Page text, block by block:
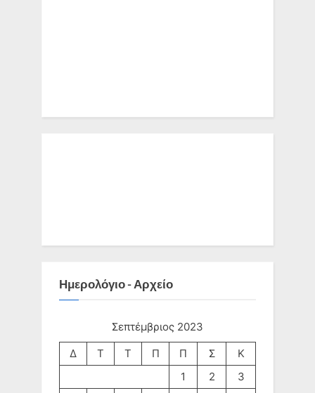
Ημερολόγιο - Αρχείο
Σεπτέμβριος 2023
Δ
Τ Τ Π Π Σ
Κ
1
2
3